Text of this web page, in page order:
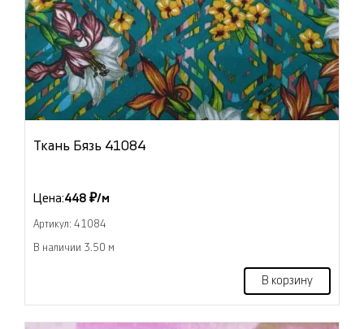
Ткань Бязь 41084
Цена:448 ₽/м
Артикул: 41084
В наличии 3.50 м
В корзину